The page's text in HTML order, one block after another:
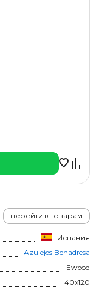
перейти к товарам
Испания
Azulejos Benadresa
Ewood
40x120